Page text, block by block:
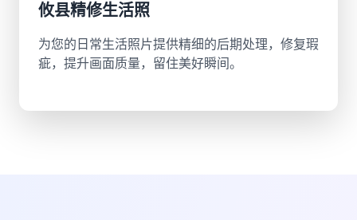
攸县精修生活照
为您的日常生活照片提供精细的后期处理，修复瑕
疵，提升画面质量，留住美好瞬间。